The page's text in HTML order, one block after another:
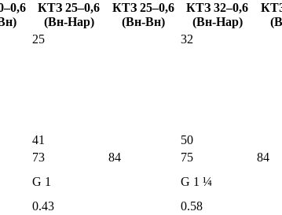
)
КТЗ 25–0,6
(Вн-Нар)
КТЗ 25–0,6
(Вн-Вн)
КТЗ 32–0,6
(Вн-Нар)
(
25 32
41 50
73 84 75 84
G 1 G 1 ¼
0.43 0.58